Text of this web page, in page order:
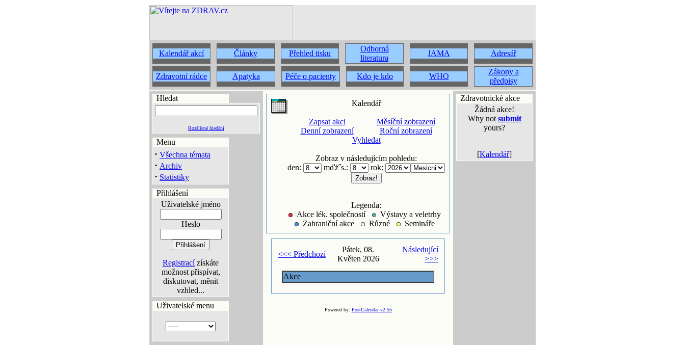
Kalendář akcí Články Přehled tisku
Odborná
literatura
JAMA Adresář
Zdravotní rádce Apatyka Péče o pacienty Kdo je kdo WHO
Zákony a
předpisy
Hledat
Rozšířené hledání
Menu
· Všechna témata
· Archiv
· Statistiky
Přihlášení
Uživatelské jméno
Heslo
Registracízískáte
možnost přispívat,
diskutovat, měnit
vzhled...
Uživatelské menu
Kalendář
Zapsat akci
Denní zobrazení
Měsíční zobrazení
Roční zobrazení
Vyhledat
Zobraz v následujícím pohledu:
den:
mďż˝s.: rok:
Legenda:
Akce lék. společností
Výstavy a veletrhy
Zahraniční akce
Různé Semináře
<<< Předchozí
Pátek, 08.
Květen 2026
Následující
>>>
Akce
Powered by: PostCalendar v2.55
Zdravotnické akce
Žádná akce!
Why not submit
yours?
[Kalendář]